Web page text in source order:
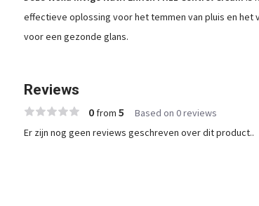
effectieve oplossing voor het temmen van pluis en
voor een gezonde glans.
Reviews
0from 5 Based on 0 reviews
Er zijn nog geen reviews geschreven over dit product..